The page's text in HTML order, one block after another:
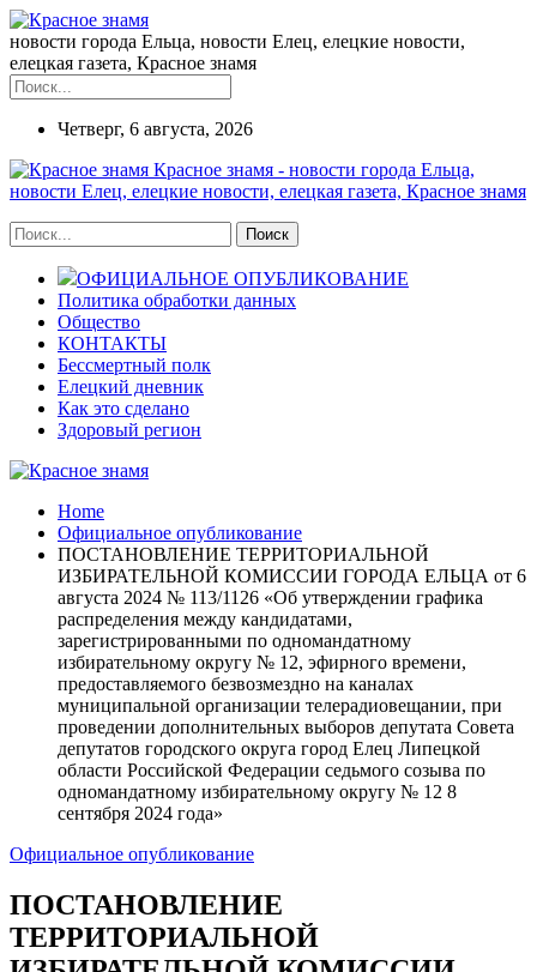
новости города Ельца, новости Елец, елецкие новости,
елецкая газета, Красное знамя
Четверг, 6 августа, 2026
Красное знамя - новости города Ельца,
новости Елец, елецкие новости, елецкая газета, Красное знамя
ОФИЦИАЛЬНОЕ ОПУБЛИКОВАНИЕ
Политика обработки данных
Общество
КОНТАКТЫ
Бессмертный полк
Елецкий дневник
Как это сделано
Здоровый регион
Home
Официальное опубликование
ПОСТАНОВЛЕНИЕ ТЕРРИТОРИАЛЬНОЙ
ИЗБИРАТЕЛЬНОЙ КОМИССИИ ГОРОДА ЕЛЬЦА от 6
августа 2024 № 113/1126 «Об утверждении графика
распределения между кандидатами,
зарегистрированными по одномандатному
избирательному округу № 12, эфирного времени,
предоставляемого безвозмездно на каналах
муниципальной организации телерадиовещании, при
проведении дополнительных выборов депутата Совета
депутатов городского округа город Елец Липецкой
области Российской Федерации седьмого созыва по
одномандатному избирательному округу № 12 8
сентября 2024 года»
Официальное опубликование
ПОСТАНОВЛЕНИЕ
ТЕРРИТОРИАЛЬНОЙ